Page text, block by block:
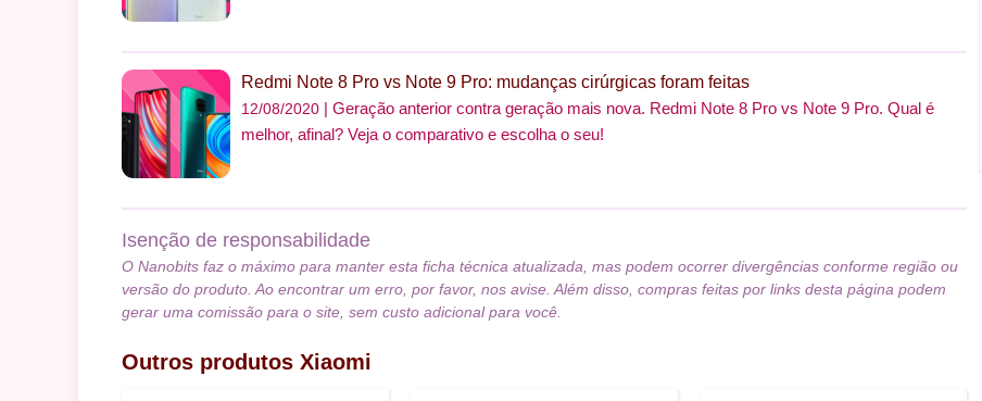
Redmi Note 8 Pro vs Note 9 Pro: mudanças cirúrgicas foram feitas
12/08/2020
Geração anterior contra geração mais nova. Redmi Note 8 Pro vs Note 9 Pro. Qual é
melhor, afinal? Veja o comparativo e escolha o seu!
Isenção de responsabilidade
O Nanobits faz o máximo para manter esta ficha técnica atualizada, mas podem ocorrer divergências conforme região ou
versão do produto. Ao encontrar um erro, por favor, nos avise. Além disso, compras feitas por links desta página podem
gerar uma comissão para o site, sem custo adicional para você.
Outros produtos Xiaomi